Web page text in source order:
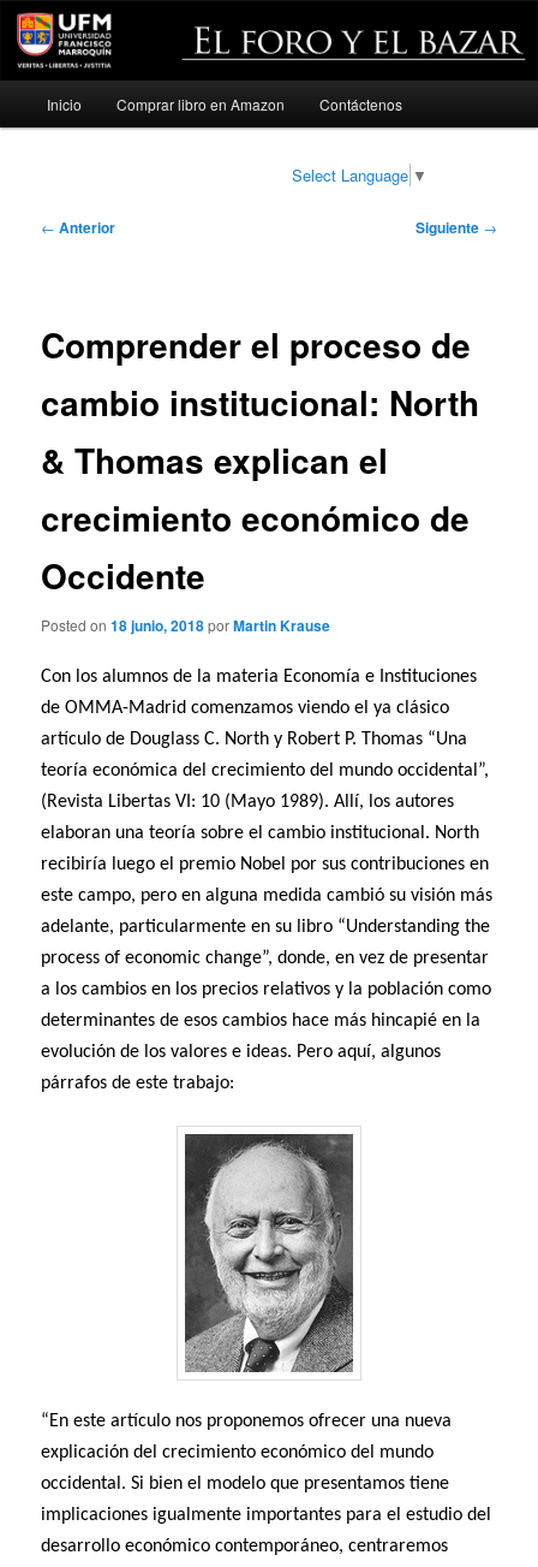
Ir
Inicio Comprar libro en Amazon Contáctenos
Select Language ▼
Navegación
← Anterior Siguiente →
Comprender el proceso de
cambio institucional: North
& Thomas explican el
crecimiento económico de
Occidente
Posted on18 junio, 2018porMartin Krause
Con los alumnos de la materia Economía e Instituciones
de OMMA-Madrid comenzamos viendo el ya clásico
artículo de Douglass C. North y Robert P. Thomas “Una
teoría económica del crecimiento del mundo occidental”,
(Revista Libertas VI: 10 (Mayo 1989). Allí, los autores
elaboran una teoría sobre el cambio institucional. North
recibiría luego el premio Nobel por sus contribuciones en
este campo, pero en alguna medida cambió su visión más
adelante, particularmente en su libro “Understanding the
process of economic change”, donde, en vez de presentar
a los cambios en los precios relativos y la población como
determinantes de esos cambios hace más hincapié en la
evolución de los valores e ideas. Pero aquí, algunos
párrafos de este trabajo:
“En este artículo nos proponemos ofrecer una nueva
explicación del crecimiento económico del mundo
occidental. Si bien el modelo que presentamos tiene
implicaciones igualmente importantes para el estudio del
desarrollo económico contemporáneo, centraremos